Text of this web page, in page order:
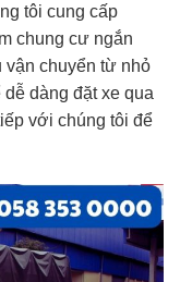
tôi cung cấp
chung cư ngắn
vận chuyển từ nhỏ
dàng đặt xe qua
với chúng tôi để